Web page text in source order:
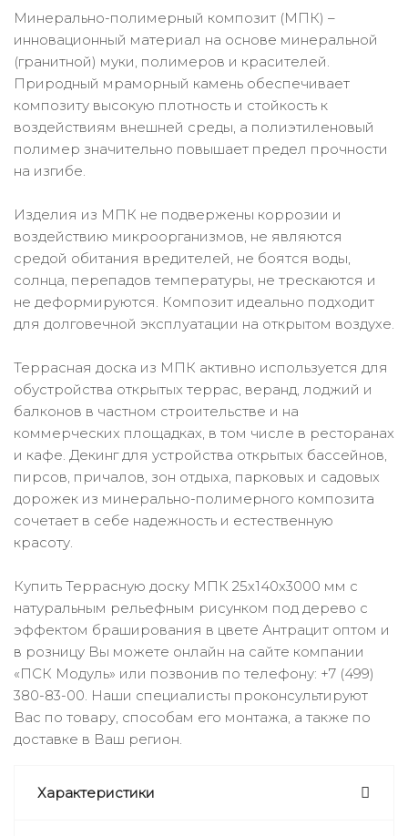
Минерально-полимерный композит (МПК) –
инновационный материал на основе минеральной
(гранитной) муки, полимеров и красителей.
Природный мраморный камень обеспечивает
композиту высокую плотность и стойкость к
воздействиям внешней среды, а полиэтиленовый
полимер значительно повышает предел прочности
на изгибе.
Изделия из МПК не подвержены коррозии и
воздействию микроорганизмов, не являются
средой обитания вредителей, не боятся воды,
солнца, перепадов температуры, не трескаются и
не деформируются. Композит идеально подходит
для долговечной эксплуатации на открытом воздухе.
Террасная доска из МПК активно используется для
обустройства открытых террас, веранд, лоджий и
балконов в частном строительстве и на
коммерческих площадках, в том числе в ресторанах
и кафе. Декинг для устройства открытых бассейнов,
пирсов, причалов, зон отдыха, парковых и садовых
дорожек из минерально-полимерного композита
сочетает в себе надежность и естественную
красоту.
Купить Террасную доску МПК 25х140х3000 мм с
натуральным рельефным рисунком под дерево с
эффектом браширования в цвете Антрацит оптом и
в розницу Вы можете онлайн на сайте компании
«ПСК Модуль» или позвонив по телефону: +7 (499)
380-83-00. Наши специалисты проконсультируют
Вас по товару, способам его монтажа, а также по
доставке в Ваш регион.
Характеристики